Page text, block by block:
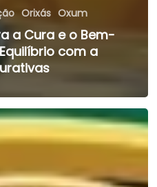
Orixás Oxum
a Cura e o Bem-
com a